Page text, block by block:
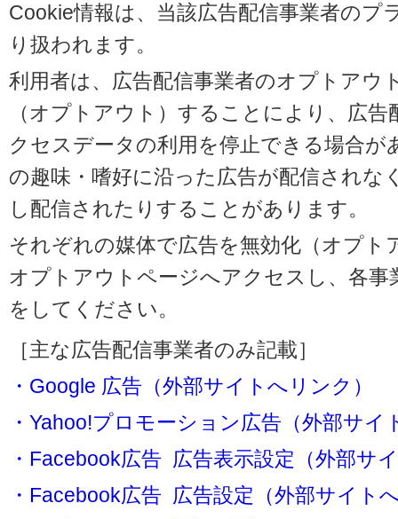
Cookie情報は、当該広告配信事業者のプ
り扱われます。
利用者は、広告配信事業者のオプトアウ
（オプトアウト）することにより、広
クセスデータの利用を停止できる場合が
の趣味・嗜好に沿った広告が配信されな
し配信されたりすることがあります。
それぞれの媒体で広告を無効化（オプト
オプトアウトページへアクセスし、各
をしてください。
［主な広告配信事業者のみ記載］
・Google 広告（外部サイトへリンク）
・Yahoo!プロモーション広告（外部サイ
・Facebook広告 広告表示設定（外部サ
・Facebook広告 広告設定（外部サイト